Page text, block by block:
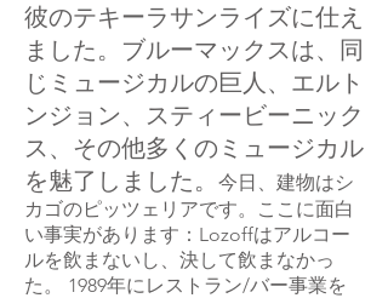
彼のテキーラサンライズに仕え
ました。ブルーマックスは、同
じミュージカルの巨人、エルト
ンジョン、スティービーニック
ス、その他多くのミュージカル
を魅了しました。
今日、建物はシ
カゴのピッツェリアです。ここに面白
い事実があります：Lozoffはアルコー
ルを飲まないし、決して飲まなかっ
た。 1989年にレストラン/バー事業を